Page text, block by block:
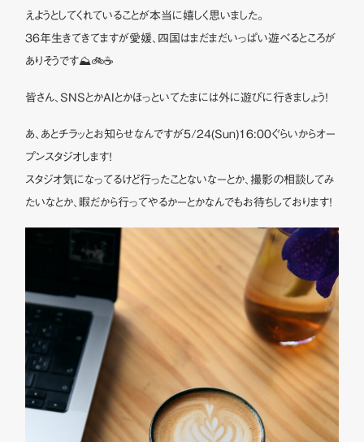
えようとしてくれていることが本当に嬉しく思いました。
36年生きてきてますが愛媛、四国はまだまだいっぱい遊べるところが
ありそうです⛰️🚲☕️
皆さん、SNSとかAIとかほっといてたまには外に遊びに行きましょう！
あ、あとチラッとお知らせなんですが5/24(Sun)16:00ぐらいからオー
プンスタジオします！
スタジオ気になってるけど行ったことないなーとか、撮影の相談してみ
たいなとか、暇だから行ってやるかーとかなんでもお待ちしております！